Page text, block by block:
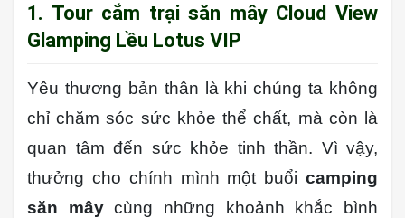
1. Tour cắm trạisăn mây Cloud View
Glamping Lều Lotus VIP
Yêu thương bản thân là khi chúng ta không
chỉ chăm sóc sức khỏe thể chất, mà còn là
quan tâm đến sức khỏe tinh thần. Vì vậy,
thưởng cho chính mình một buổi camping
săn mâycùng những khoảnh khắc bình